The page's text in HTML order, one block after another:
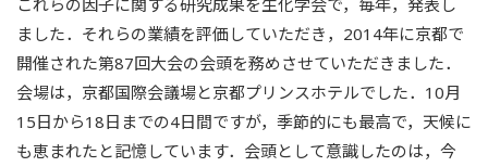
ました．それらの業績を評価していただき，2014年に京都で
開催された第87回大会の会頭を務めさせていただきました．
会場は，京都国際会議場と京都プリンスホテルでした．10月
15日から18日までの4日間ですが，季節的にも最高で，天候に
も恵まれたと記憶しています．会頭として意識したのは，今